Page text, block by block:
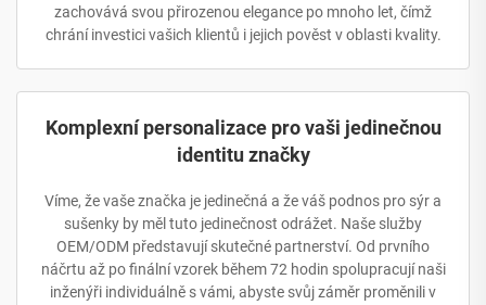
zachovává svou přirozenou elegance po mnoho let, čímž
chrání investici vašich klientů i jejich pověst v oblasti kvality.
Komplexní personalizace pro vaši jedinečnou
identitu značky
Víme, že vaše značka je jedinečná a že váš podnos pro sýr a
sušenky by měl tuto jedinečnost odrážet. Naše služby
OEM/ODM představují skutečné partnerství. Od prvního
náčrtu až po finální vzorek během 72 hodin spolupracují naši
inženýři individuálně s vámi, abyste svůj záměr proměnili v